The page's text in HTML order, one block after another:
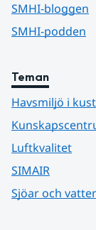
SMHI-bloggen
SMHI-podden
Teman
Havsmiljö i
Luftkvalitet
SIMAIR
Sjöar och